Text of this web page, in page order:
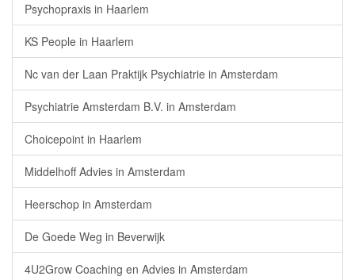
Psychopraxis in Haarlem
KS People in Haarlem
Nc van der Laan Praktijk Psychiatrie in Amsterdam
Psychiatrie Amsterdam B.V. in Amsterdam
Choicepoint in Haarlem
Middelhoff Advies in Amsterdam
Heerschop in Amsterdam
De Goede Weg in Beverwijk
4U2Grow Coaching en Advies in Amsterdam